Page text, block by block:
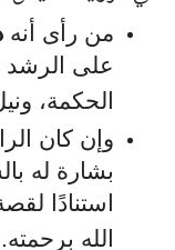
من رأى أنه
على الرشد
الحكمة،
وإن كان
بشارة له
استنادًا
الله برحمته.